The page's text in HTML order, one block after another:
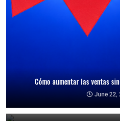
Cómo aumentar las ventas
June 22,
Cómo reducir la dependencia de
June 21,